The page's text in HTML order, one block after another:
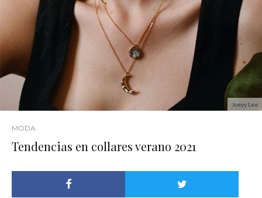
Joeyy Lee
MODA
Tendencias en collares verano 2021